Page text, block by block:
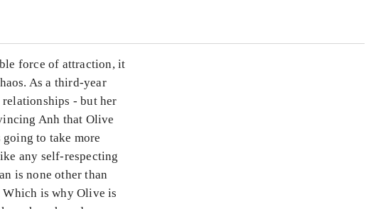
force of attraction, it
As a third-year
- but her
Anh that Olive
to take more
any self-respecting
is none other than
Which is why Olive is